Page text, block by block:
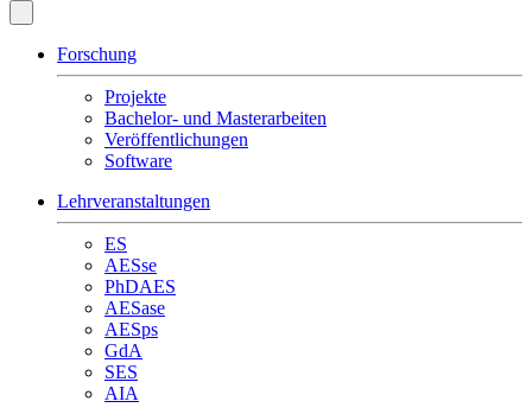
Forschung
Projekte
Bachelor- und Masterarbeiten
Veröffentlichungen
Software
Lehrveranstaltungen
ES
AESse
PhDAES
AESase
AESps
GdA
SES
AIA